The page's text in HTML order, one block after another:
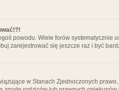
powodu. Wiele forów systematycznie
zarejestrować się jeszcze raz i być
w Stanach Zjednoczonych